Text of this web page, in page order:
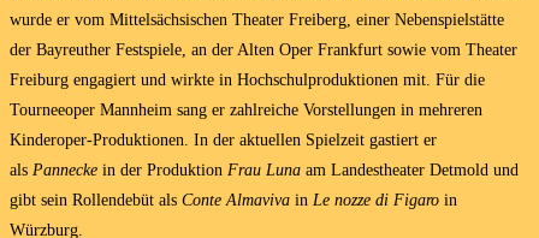
wurde er vom Mittelsächsischen Theater Freiberg, einer Nebenspielstätte
der Bayreuther Festspiele, an der Alten Oper Frankfurt sowie vom Theater
Freiburg engagiert und wirkte in Hochschulproduktionen mit. Für die
Tourneeoper Mannheim sang er zahlreiche Vorstellungen in mehreren
Kinderoper-Produktionen. In der aktuellen Spielzeit gastiert er
als Pannecke in der Produktion Frau Luna am Landestheater Detmold und
gibt sein Rollendebüt als Conte Almaviva in Le nozze di Figaro in
Würzburg.